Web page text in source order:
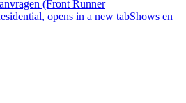
(Front Runner
, opens in a new tabShows en